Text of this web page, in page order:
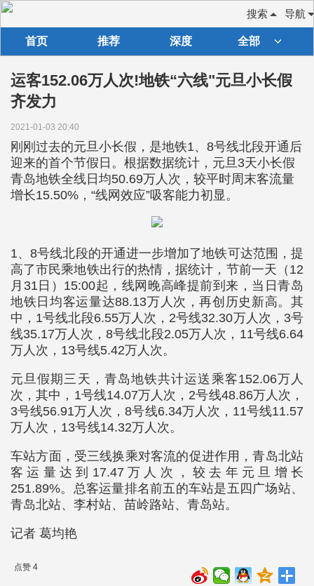
导航
搜索
首页 推荐 深度 全部
运客152.06万人次!地铁“六线"元旦小长假
齐发力
2021-01-03 20:40
刚刚过去的元旦小长假，是地铁1、8号线北段开通后
迎来的首个节假日。根据数据统计，元旦3天小长假
青岛地铁全线日均50.69万人次，较平时周末客流量
增长15.50%，“线网效应”吸客能力初显。
1、8号线北段的开通进一步增加了地铁可达范围，提
高了市民乘地铁出行的热情，据统计，节前一天（12
月31日）15:00起，线网晚高峰提前到来，当日青岛
地铁日均客运量达88.13万人次，再创历史新高。其
中，1号线北段6.55万人次，2号线32.30万人次，3号
线35.17万人次，8号线北段2.05万人次，11号线6.64
万人次，13号线5.42万人次。
元旦假期三天，青岛地铁共计运送乘客152.06万人
次，其中，1号线14.07万人次，2号线48.86万人次，
3号线56.91万人次，8号线6.34万人次，11号线11.57
万人次，13号线14.32万人次。
车站方面，受三线换乘对客流的促进作用，青岛北站
客运量达到17.47万人次，较去年元旦增长
251.89%。总客运量排名前五的车站是五四广场站、
青岛北站、李村站、苗岭路站、青岛站。
记者 葛均艳
点赞 4